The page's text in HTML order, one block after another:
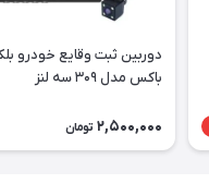
دوربین ثبت وقایع خودرو
باکس مدل ۳۰۹ سه لنز
2,500,000 تومان